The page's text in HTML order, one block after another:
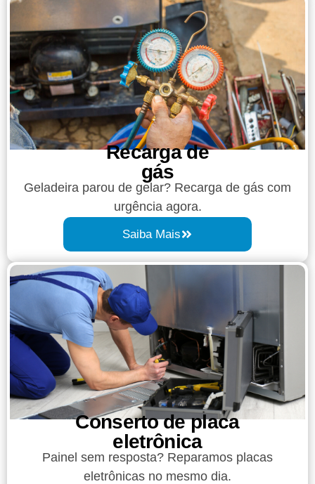
Recarga de
gás
Geladeira parou de gelar? Recarga de gás com
urgência agora.
Saiba Mais
Conserto de placa
eletrônica
Painel sem resposta? Reparamos placas
eletrônicas no mesmo dia.